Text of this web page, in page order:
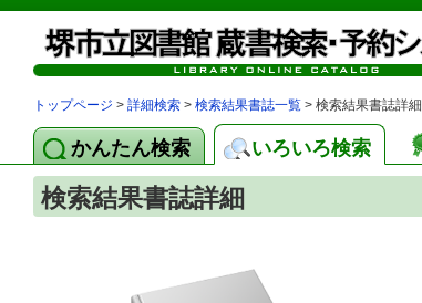
トップページ > 詳細検索 > 検索結果書誌一覧 > 検索結果書誌詳細
かんたん検索 いろいろ検索
検索結果書誌詳細